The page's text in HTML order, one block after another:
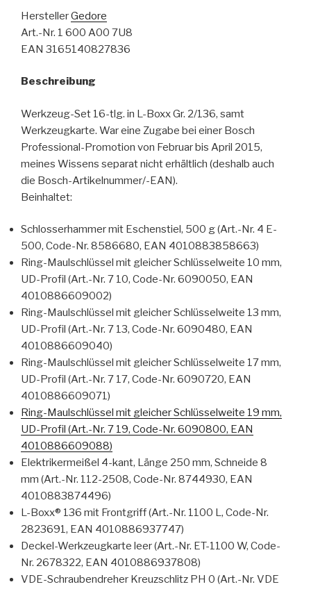
HerstellerGedore
Art.-Nr. 1 600 A00 7U8
EAN 3165140827836
Beschreibung
Werkzeug-Set 16-tlg. in L-Boxx Gr. 2/136, samt
Werkzeugkarte. War eine Zugabe bei einer Bosch
Professional-Promotion von Februar bis April 2015,
meines Wissens separat nicht erhältlich (deshalb auch
die Bosch-Artikelnummer/-EAN).
Beinhaltet:
Schlosserhammer mit Eschenstiel, 500 g (Art.-Nr. 4 E-
500, Code-Nr. 8586680, EAN 4010883858663)
Ring-Maulschlüssel mit gleicher Schlüsselweite 10 mm,
UD-Profil (Art.-Nr. 7 10, Code-Nr. 6090050, EAN
4010886609002)
Ring-Maulschlüssel mit gleicher Schlüsselweite 13 mm,
UD-Profil (Art.-Nr. 7 13, Code-Nr. 6090480, EAN
4010886609040)
Ring-Maulschlüssel mit gleicher Schlüsselweite 17 mm,
UD-Profil (Art.-Nr. 7 17, Code-Nr. 6090720, EAN
4010886609071)
Ring-Maulschlüssel mit gleicher Schlüsselweite 19 mm,
UD-Profil (Art.-Nr. 7 19, Code-Nr. 6090800, EAN
4010886609088)
Elektrikermeißel 4-kant, Länge 250 mm, Schneide 8
mm (Art.-Nr. 112-2508, Code-Nr. 8744930, EAN
4010883874496)
L-Boxx® 136 mit Frontgriff (Art.-Nr. 1100 L, Code-Nr.
2823691, EAN 4010886937747)
Deckel-Werkzeugkarte leer (Art.-Nr. ET-1100 W, Code-
Nr. 2678322, EAN 4010886937808)
VDE-Schraubendreher Kreuzschlitz PH 0 (Art.-Nr. VDE